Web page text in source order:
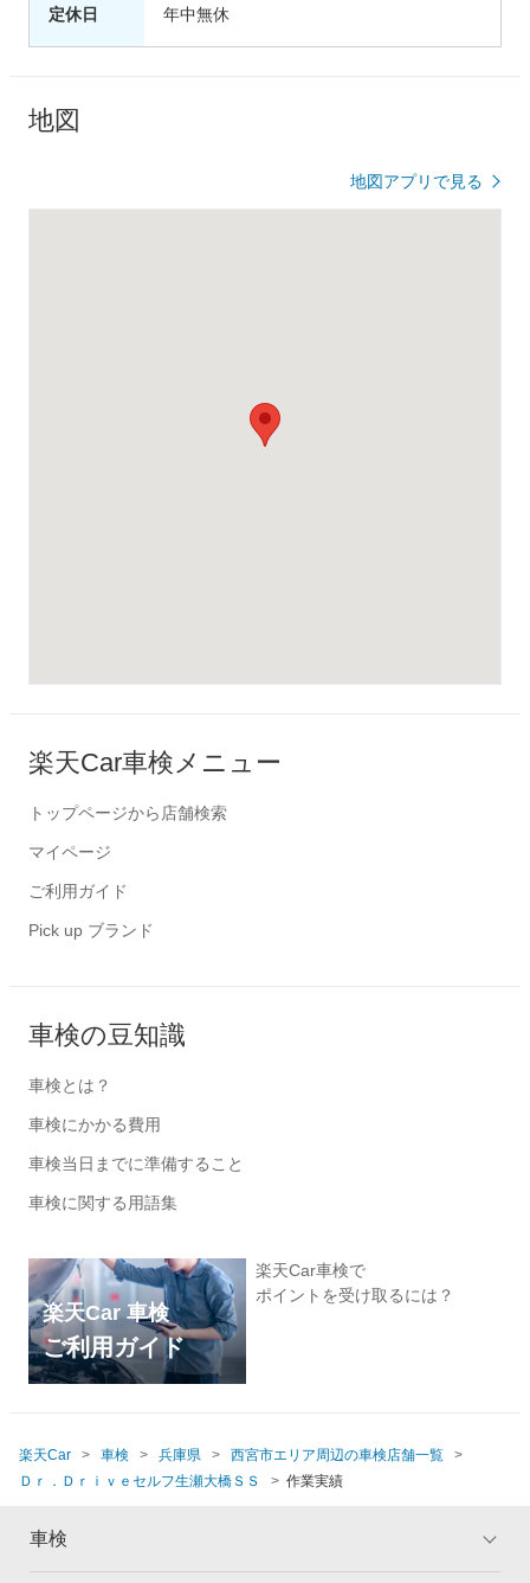
定休日 年中無休
地図
地図アプリで見る
楽天Car車検メニュー
トップページから店舗検索
マイページ
ご利用ガイド
Pick up ブランド
車検の豆知識
車検とは？
車検にかかる費用
車検当日までに準備すること
車検に関する用語集
楽天Car 車検
ご利用ガイド
楽天Car車検で
ポイントを受け取るには？
楽天Car 車検 兵庫県
西宮市エリア周辺の車検店舗一覧
Ｄｒ．Ｄｒｉｖｅセルフ生瀬大橋ＳＳ
作業実績
車検